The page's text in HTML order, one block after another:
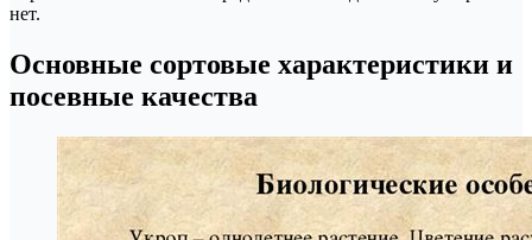
нет.
Основные сортовые характеристики и
посевные качества